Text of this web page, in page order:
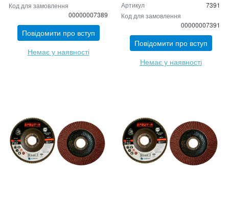
Код для замовлення
00000007389
Повідомити про вступ
Немає у наявності
Артикул
7391
Код для замовлення
00000007391
Повідомити про вступ
Немає у наявності